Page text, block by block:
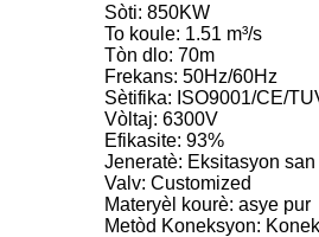
Sòti: 850KW
To koule: 1.51 m³/s
Tòn dlo: 70m
Frekans: 50Hz/60Hz
Sètifika: ISO9001/CE/
Vòltaj: 6300V
Efikasite: 93%
Jeneratè: Eksitasyon
Valv: Customized
Materyèl kourè: asye pur
Metòd Koneksyon: